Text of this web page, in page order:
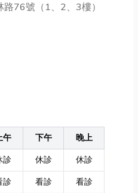
76號（1、2、3樓）
午 下午
晚上
診 休診
休診
診 看診
看診